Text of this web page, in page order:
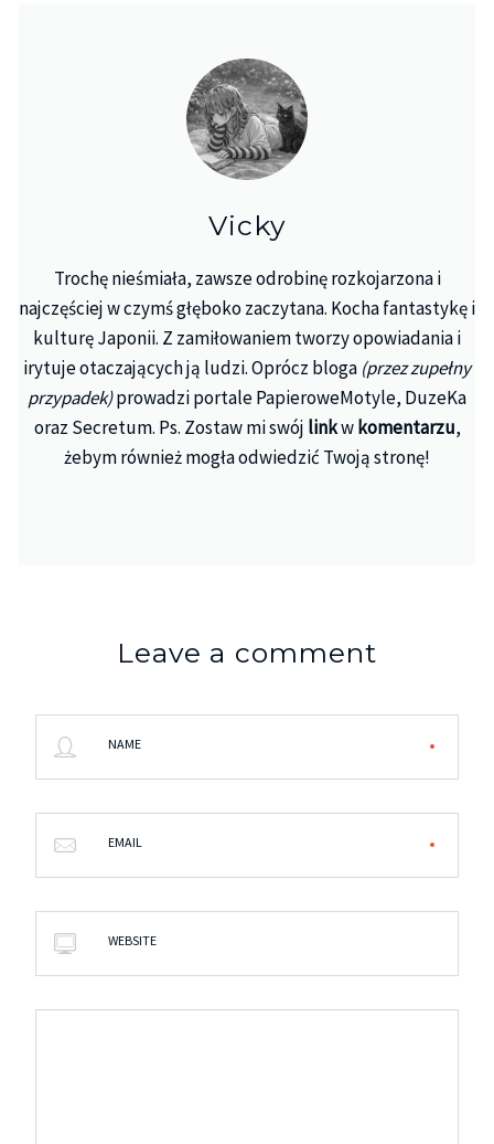
Vicky
Trochę nieśmiała, zawsze odrobinę rozkojarzona i
najczęściej w czymś głęboko zaczytana. Kocha fantastykę i
kulturę Japonii. Z zamiłowaniem tworzy opowiadania i
irytuje otaczających ją ludzi. Oprócz bloga (przez zupełny
przypadek)prowadzi portale PapieroweMotyle, DuzeKa
oraz Secretum. Ps. Zostaw mi swój linkwkomentarzu,
żebym również mogła odwiedzić Twoją stronę!
Leave a comment
NAME
EMAIL
WEBSITE